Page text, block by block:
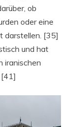
ob
oder eine
darstellen. [35]
und hat
iranischen